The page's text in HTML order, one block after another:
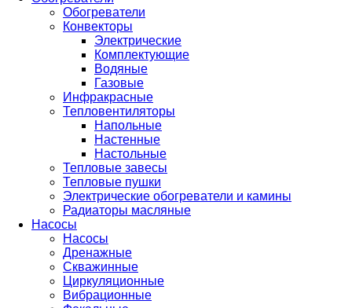
Обогреватели
Конвекторы
Электрические
Комплектующие
Водяные
Газовые
Инфракрасные
Тепловентиляторы
Напольные
Настенные
Настольные
Тепловые завесы
Тепловые пушки
Электрические обогреватели и камины
Радиаторы масляные
Насосы
Насосы
Дренажные
Скважинные
Циркуляционные
Вибрационные